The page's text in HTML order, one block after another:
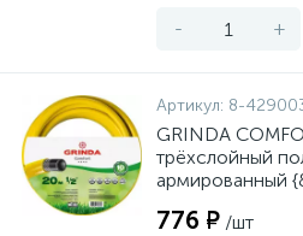
- +
Артикул: 8-
GRINDA
трёхслойный
армированный
776 ₽ /шт